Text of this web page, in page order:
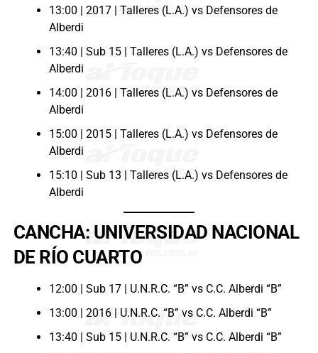
13:00 | 2017 | Talleres (L.A.) vs Defensores de
Alberdi
13:40 | Sub 15 | Talleres (L.A.) vs Defensores de
Alberdi
14:00 | 2016 | Talleres (L.A.) vs Defensores de
Alberdi
15:00 | 2015 | Talleres (L.A.) vs Defensores de
Alberdi
15:10 | Sub 13 | Talleres (L.A.) vs Defensores de
Alberdi
CANCHA: UNIVERSIDAD NACIONAL
DE RÍO CUARTO
12:00 | Sub 17 | U.N.R.C. “B” vs C.C. Alberdi “B”
13:00 | 2016 | U.N.R.C. “B” vs C.C. Alberdi “B”
13:40 | Sub 15 | U.N.R.C. “B” vs C.C. Alberdi “B”